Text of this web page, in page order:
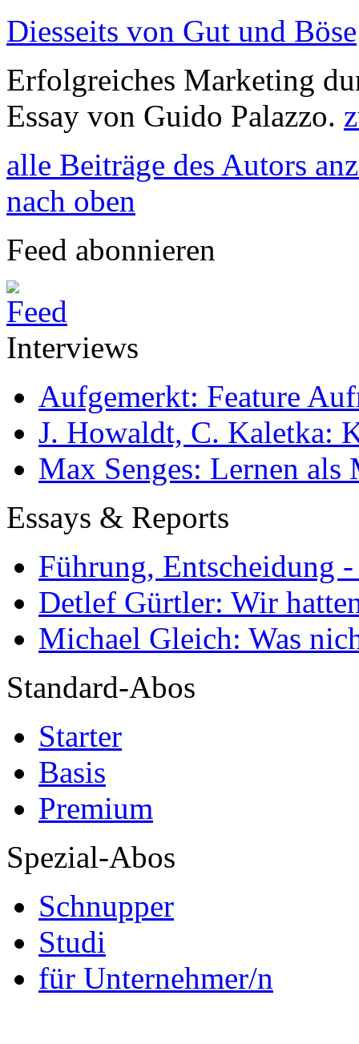
Diesseits von Gut und Böse
Erfolgreiches Marketing
Essay von Guido Palazzo.
alle Beiträge des Autors
nach oben
Feed abonnieren
Interviews
Aufgemerkt: Feature
J. Howaldt, C. Kaletka:
Max Senges: Lernen als
Essays & Reports
Führung, Entscheidung
Detlef Gürtler: Wir
Michael Gleich: Was
Standard-Abos
Starter
Basis
Premium
Spezial-Abos
Schnupper
Studi
für Unternehmer/n